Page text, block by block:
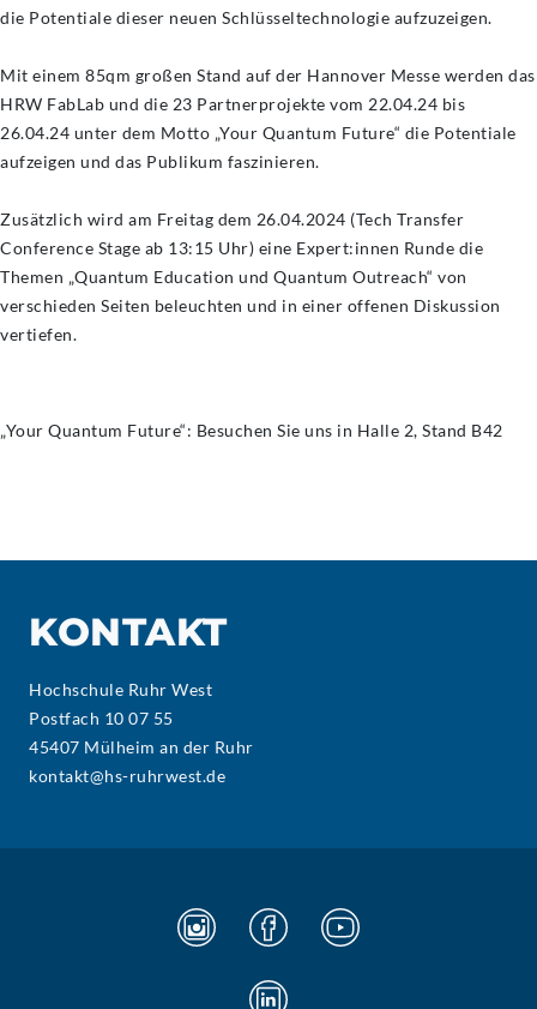
die Potentiale dieser neuen Schlüsseltechnologie aufzuzeigen.
Mit einem 85qm großen Stand auf der Hannover Messe werden das
HRW FabLab und die 23 Partnerprojekte vom 22.04.24 bis
26.04.24 unter dem Motto „Your Quantum Future“ die Potentiale
aufzeigen und das Publikum faszinieren.
Zusätzlich wird am Freitag dem 26.04.2024 (Tech Transfer
Conference Stage ab 13:15 Uhr) eine Expert:innen Runde die
Themen „Quantum Education und Quantum Outreach“ von
verschieden Seiten beleuchten und in einer offenen Diskussion
vertiefen.
„Your Quantum Future“: Besuchen Sie uns in Halle 2, Stand B42
KONTAKT
Hochschule Ruhr West
Postfach 10 07 55
45407 Mülheim an der Ruhr
kontakt@hs-ruhrwest.de